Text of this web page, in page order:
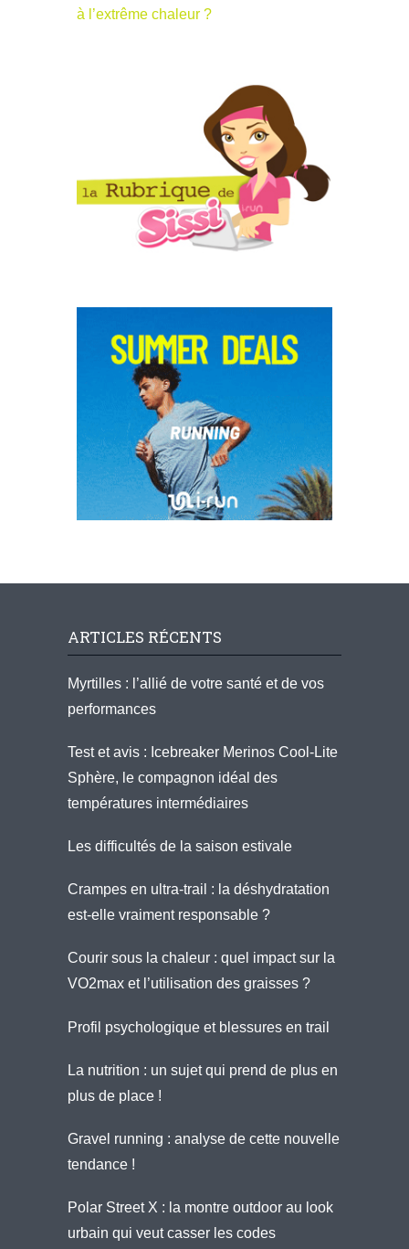
à l’extrême chaleur ?
ARTICLES RÉCENTS
Myrtilles : l’allié de votre santé et de vos
performances
Test et avis : Icebreaker Merinos Cool-Lite
Sphère, le compagnon idéal des
températures intermédiaires
Les difficultés de la saison estivale
Crampes en ultra-trail : la déshydratation
est-elle vraiment responsable ?
Courir sous la chaleur : quel impact sur la
VO2max et l’utilisation des graisses ?
Profil psychologique et blessures en trail
La nutrition : un sujet qui prend de plus en
plus de place !
Gravel running : analyse de cette nouvelle
tendance !
Polar Street X : la montre outdoor au look
urbain qui veut casser les codes